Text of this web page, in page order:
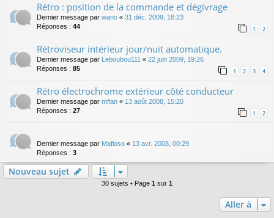
Rétro : position de la commande et dégivrage
Dernier message par wano « 31 déc. 2009, 18:23
Réponses : 44 1 2
Rétroviseur intérieur jour/nuit automatique.
Dernier message par Leboubou111 « 22 juin 2009, 19:26
Réponses : 85 1 2 3 4
Rétro électrochrome extérieur côté conducteur
Dernier message par mflan « 13 août 2008, 15:20
Réponses : 27 1 2
Dernier message par Mafioso « 13 avr. 2008, 00:29
Réponses : 3
Nouveau sujet
30 sujets • Page 1 sur 1
Aller à